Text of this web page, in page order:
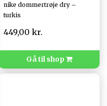
nike dommertrøje dry –
turkis
449,00 kr.
Gå til shop